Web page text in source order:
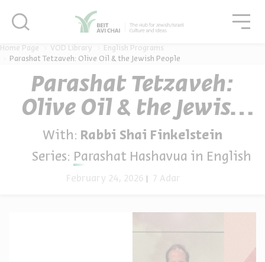
Home Page VOD Library
English Programs
Parashat Tetzaveh: Olive Oil & the Jewish People
Parashat Tetzaveh:
Olive Oil & the Jewish
People
With: Rabbi Shai Finkelstein
Series: Parashat Hashavua in English
February 24, 2026 7 Adar